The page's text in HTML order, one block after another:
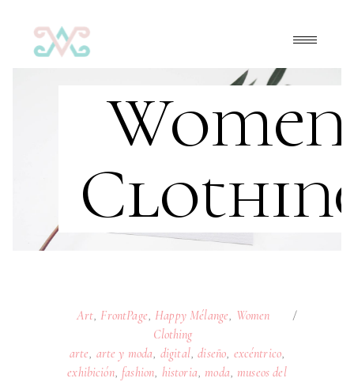
Women
Art FrontPage Happy Mélange Women
Clothing
arte arte y moda digital,diseño excéntrico
exhibición, fashion historia moda museos del